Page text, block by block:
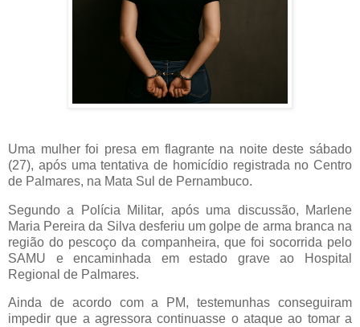
Uma mulher foi presa em flagrante na noite deste sábado
(27), após uma tentativa de homicídio registrada no Centro
de Palmares, na Mata Sul de Pernambuco.
Segundo a Polícia Militar, após uma discussão, Marlene
Maria Pereira da Silva desferiu um golpe de arma branca na
região do pescoço da companheira, que foi socorrida pelo
SAMU e encaminhada em estado grave ao Hospital
Regional de Palmares.
Ainda de acordo com a PM, testemunhas conseguiram
impedir que a agressora continuasse o ataque ao tomar a